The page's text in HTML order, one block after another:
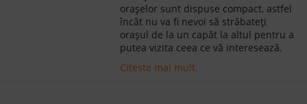
orașelor sunt dispuse compact, astfel
încât nu va fi nevoi să străbateți
orașul de la un capăt la altul pentru a
putea vizita ceea ce vă interesează.
Citeste mai mult.